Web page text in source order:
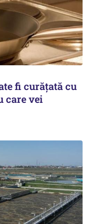
fi curățată cu
care vei